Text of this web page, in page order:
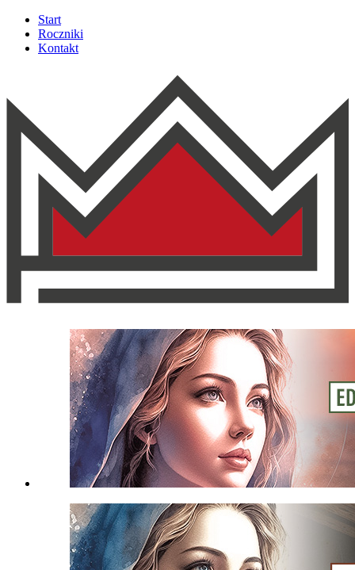
Start
Roczniki
Kontakt